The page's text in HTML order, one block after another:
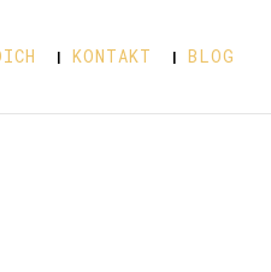
KONTAKT BLOG